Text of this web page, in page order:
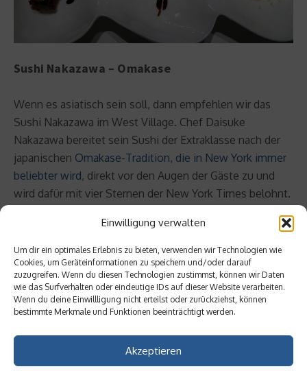
Einwilligung verwalten
Um dir ein optimales Erlebnis zu bieten, verwenden wir Technologien wie
Cookies, um Geräteinformationen zu speichern und/oder darauf
zuzugreifen. Wenn du diesen Technologien zustimmst, können wir Daten
wie das Surfverhalten oder eindeutige IDs auf dieser Website verarbeiten.
Wenn du deine Einwillligung nicht erteilst oder zurückziehst, können
bestimmte Merkmale und Funktionen beeinträchtigt werden.
Akzeptieren
Sushi Nakazawa – Omakase
Wenn es asiatisch sein soll, dann empfehlen wir das
Sushi Nakazawa im West Village. Chef Daisuke
Nakazawa bereitet sein Sushi der Extraklasse nach der
japanischen Omakase-Tradition, die in New York immer
beliebter wird, direkt vor den Augen der Gäste zu und
wird dafür mit vier Sternen der New York Times belohnt.